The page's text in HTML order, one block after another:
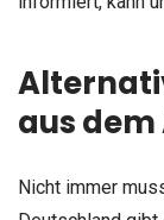
aus
Nicht immer